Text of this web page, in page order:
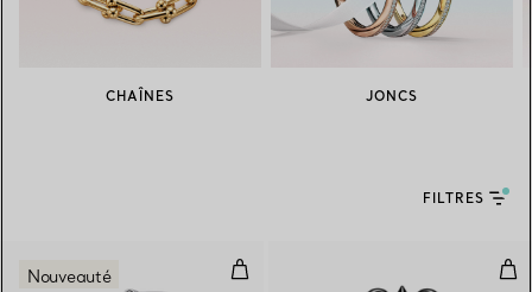
CHAÎNES JONCS
FILTRES
Bracelet à maillons taille Large
Nouveauté